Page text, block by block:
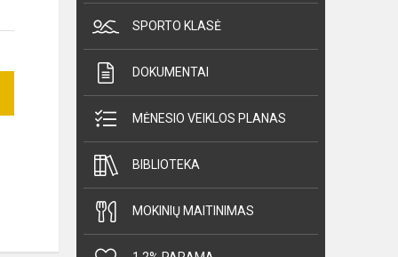
SPORTO KLASĖ
DOKUMENTAI
MĖNESIO VEIKLOS PLANAS
BIBLIOTEKA
MOKINIŲ MAITINIMAS